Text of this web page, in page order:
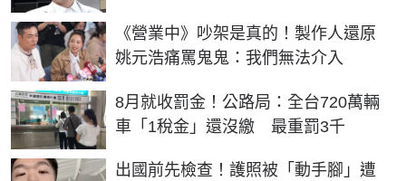
《營業中》吵架是真的！製作人還原
姚元浩痛罵鬼鬼：我們無法介入
8月就收罰金！公路局：全台720萬輛
車「1稅金」還沒繳 最重罰3千
出國前先檢查！護照被「動手腳」遭